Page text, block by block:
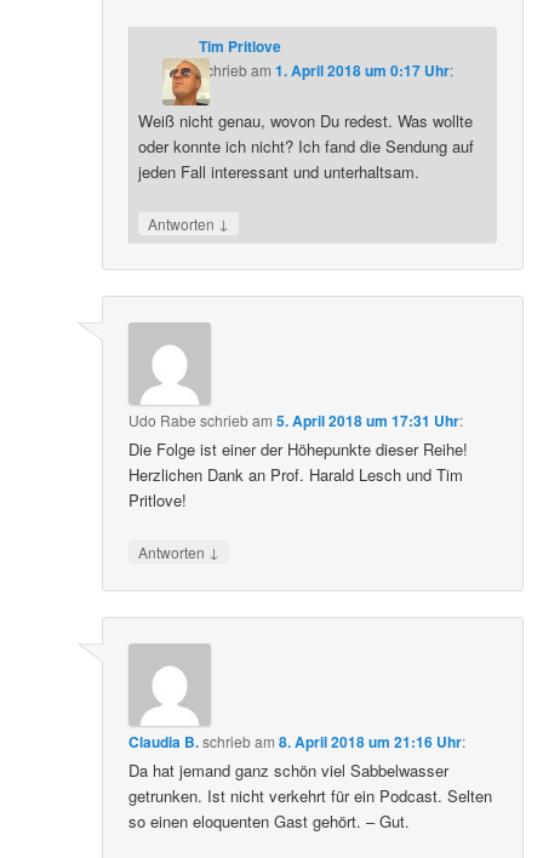
Tim Pritlove
schriebam 1. April 2018 um 0:17 Uhr:
Weiß nicht genau, wovon Du redest. Was wollte
oder konnte ich nicht? Ich fand die Sendung auf
jeden Fall interessant und unterhaltsam.
Antworten ↓
Udo Rabe schriebam5. April 2018 um 17:31 Uhr:
Die Folge ist einer der Höhepunkte dieser Reihe!
Herzlichen Dank an Prof. Harald Lesch und Tim
Pritlove!
Antworten ↓
Claudia B.schriebam8. April 2018 um 21:16 Uhr:
Da hat jemand ganz schön viel Sabbelwasser
getrunken. Ist nicht verkehrt für ein Podcast. Selten
so einen eloquenten Gast gehört. – Gut.